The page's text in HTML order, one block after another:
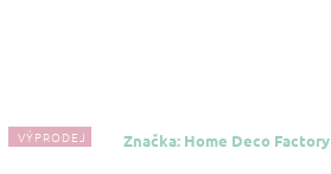
VÝPRODEJ Značka: Home Deco Factory